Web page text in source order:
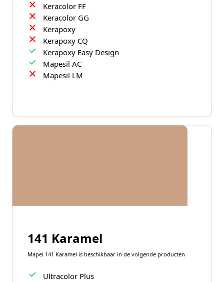
Keracolor FF
Keracolor GG
Kerapoxy
Kerapoxy CQ
Kerapoxy Easy Design
Mapesil AC
Mapesil LM
141 Karamel
Mapei 141 Karamel is beschikbaar in de volgende producten
Ultracolor Plus